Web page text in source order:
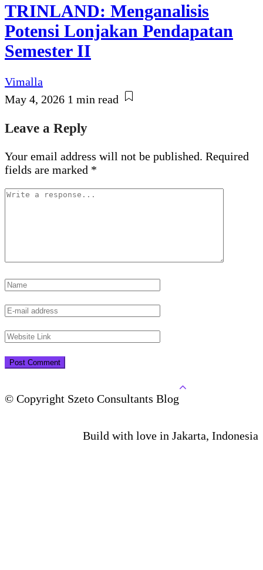
TRINLAND: Menganalisis
Potensi Lonjakan Pendapatan
Semester II
Vimalla
May 4, 2026 1 min read
Leave a Reply
Your email address will not be published. Required
fields are marked *
© Copyright Szeto Consultants Blog
Build with love in Jakarta, Indonesia